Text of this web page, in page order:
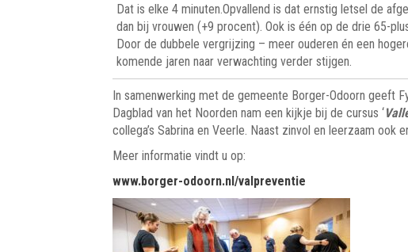
Dat is elke 4 minuten.Opvallend is dat ernstig letsel de
dan bij vrouwen (+9 procent). Ook is één op de drie 65-
Door de dubbele vergrijzing – meer ouderen én een
komende jaren naar verwachting verder stijgen.
In samenwerking met de gemeente Borger-Odoorn geeft
Dagblad van het Noorden nam een kijkje bij de cursus ‘
collega’s Sabrina en Veerle. Naast zinvol en leerzaam ook
Meer informatie vindt u op:
www.borger-odoorn.nl/valpreventie